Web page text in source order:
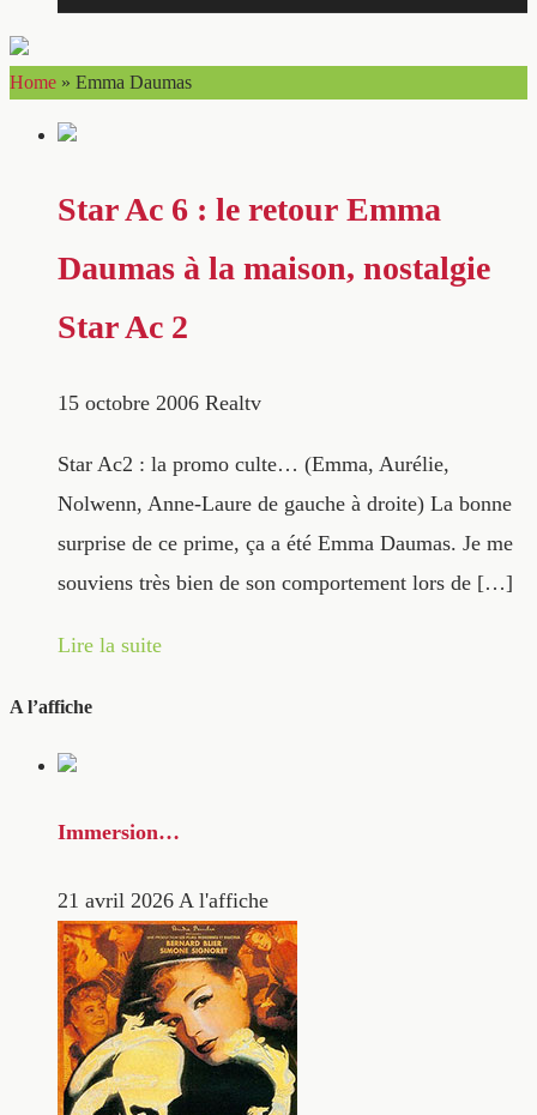
Home » Emma Daumas
Star Ac 6 : le retour Emma
Daumas à la maison, nostalgie
Star Ac 2
15 octobre 2006 Realtv
Star Ac2 : la promo culte… (Emma, Aurélie,
Nolwenn, Anne-Laure de gauche à droite) La bonne
surprise de ce prime, ça a été Emma Daumas. Je me
souviens très bien de son comportement lors de […]
Lire la suite
A l’affiche
Immersion…
21 avril 2026 A l'affiche